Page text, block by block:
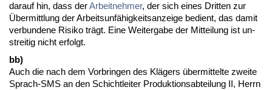
dar­auf hin, dass derAr­beit­neh­mer, der sich ei­nes Drit­ten zur
Über­mitt­lung der Ar­beits­unfähig­keits­an­zei­ge be­dient, das da­mit
ver­bun­de­ne Ri­si­ko trägt. Ei­ne Wei­ter­ga­be der Mit­tei­lung ist un­
strei­tig nicht er­folgt.
bb)
Auch die nach dem Vor­brin­gen des Klägers über­mit­tel­te zwei­te
Sprach-SMS an den Schicht­lei­ter Pro­duk­ti­ons­ab­tei­lung II, Herrn